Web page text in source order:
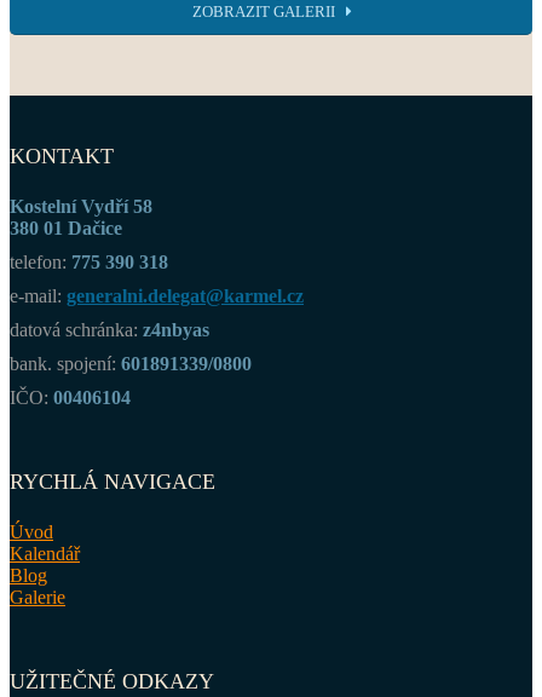
ZOBRAZIT GALERII
KONTAKT
Kostelní Vydří 58
380 01 Dačice
telefon: 775 390 318
e-mail: generalni.delegat@karmel.cz
datová schránka: z4nbyas
bank. spojení: 601891339/0800
IČO: 00406104
RYCHLÁ NAVIGACE
Úvod
Kalendář
Blog
Galerie
UŽITEČNÉ ODKAZY